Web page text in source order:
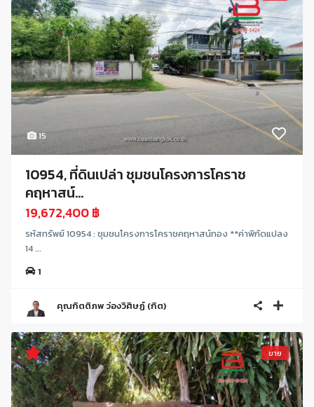
15
10954, ที่ดินเปล่า ชุมชนโครงการโคราช
คฤหาสน์...
19,672,400 ฿
รหัสทรัพย์ 10954 : ชุมชนโครงการโคราชคฤหาสน์ทอง **ค่าพิกัดแปลง
14 ...
1
คุณกิตติภพ ว่องวิศิษฏ์ (กิต)
ขาย